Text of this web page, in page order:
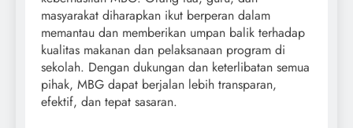
masyarakat diharapkan ikut berperan dalam
memantau dan memberikan umpan balik terhadap
kualitas makanan dan pelaksanaan program di
sekolah. Dengan dukungan dan keterlibatan semua
pihak, MBG dapat berjalan lebih transparan,
efektif, dan tepat sasaran.